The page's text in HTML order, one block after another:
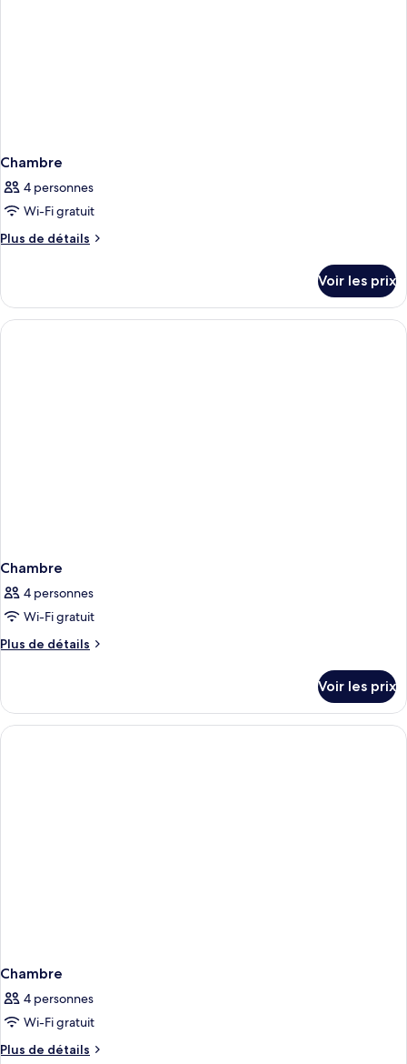
Chambre
4 personnes
Wi-Fi gratuit
Plus de détails
Plus
le
type
de
Voir les prix
Chambre
4 personnes
Wi-Fi gratuit
Plus de détails
Plus
le
type
de
Voir les prix
Chambre
4 personnes
Wi-Fi gratuit
Plus de détails
Plus